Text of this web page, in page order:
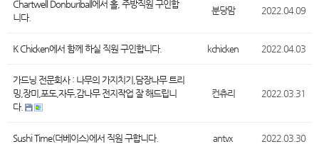
Chartwell Donburiball에서 홀, 주방직원 구인합
니다.
분당맘 2022.04.09
K Chicken에서 함께 하실 직원 구인합니다. kchicken 2022.04.03
가드닝 전문회사 : 나무의 가지치기,담장나무 트리
밍,장미,포도,자두,감나무 전지작업 잘 해드립니
다.
컨츄리 2022.03.31
Sushi Time(더베이스)에서 직원 구합니다. antvx 2022.03.30